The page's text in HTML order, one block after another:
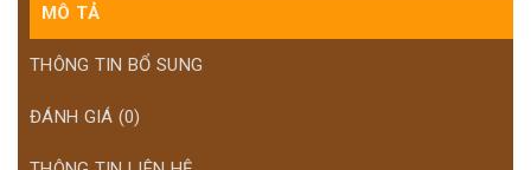
MÔ TẢ
THÔNG TIN BỔ SUNG
ĐÁNH GIÁ (0)